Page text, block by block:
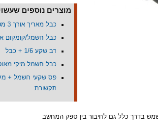
מוצרים נוספים
כבל מאריך אורך 3 מטר
כבל חשמל/קומקום אורך
רב שקע 1/6 + כבל
כבל חשמל מיקי
תקשורת
בדרך כלל גם לחיבור בין ספק המחשב